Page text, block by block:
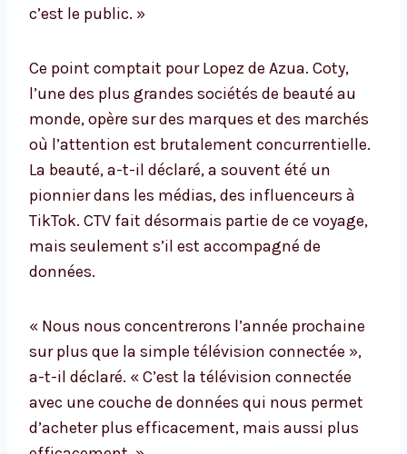
c’est le public. »
Ce point comptait pour Lopez de Azua. Coty,
l’une des plus grandes sociétés de beauté au
monde, opère sur des marques et des marchés
où l’attention est brutalement concurrentielle.
La beauté, a-t-il déclaré, a souvent été un
pionnier dans les médias, des influenceurs à
TikTok. CTV fait désormais partie de ce voyage,
mais seulement s’il est accompagné de
données.
« Nous nous concentrerons l’année prochaine
sur plus que la simple télévision connectée »,
a-t-il déclaré. « C’est la télévision connectée
avec une couche de données qui nous permet
d’acheter plus efficacement, mais aussi plus